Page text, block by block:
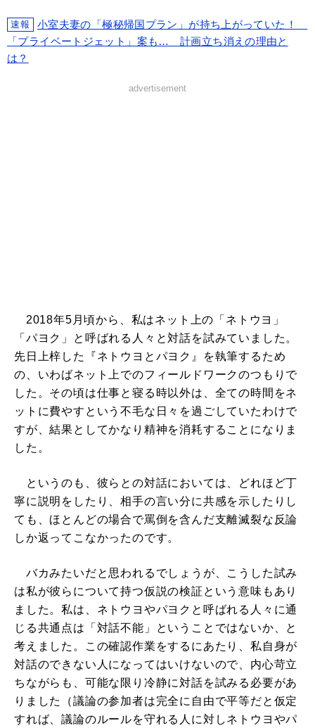
速報
小室夫妻の「極秘帰国プラン」が持ち上がっていた！
「プライベートジェット」案も… 計画立ち消えの理由と
は？
advertisement
2018年5月頃から、私はネット上の「ネトウヨ」
「パヨク」と呼ばれる人々と対話を試みていました。
先日上梓した『ネトウヨとパヨク』を執筆するため
の、いわばネット上でのフィールドワークのつもりで
した。その頃は仕事と寝る時以外は、全ての時間をネ
ットに費やすという不毛な日々を過ごしていたわけで
すが、結果としてかなり精神を消耗することになりま
した。
というのも、彼らとの対話においては、どれほど丁
寧に説明をしたり、相手の言い分に共感を示したりし
ても、ほとんどの場合で罵倒を含んだ支離滅裂な反論
しか返ってこなかったのです。
バカみたいだと思われるでしょうが、こうした試み
は私が彼らについて持つ仮説の検証という意味もあり
ました。私は、ネトウヨやパヨクと呼ばれる人々に通
じる共通点は「対話不能」ということではないか、と
考えました。この確認作業をするにあたり、私自身が
対話のできない人になってはいけないので、内心苛立
ちながらも、可能な限り冷静に対話を試みる必要があ
りました（議論の参加者は完全に自由で平等だと仮定
すれば、議論のルールを守れる人に対しネトウヨやパ